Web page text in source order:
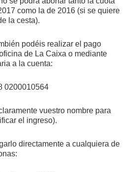
como la de 2016 (si se quiere
la cesta).
podéis realizar el pago
de La Caixa o mediante
a la cuenta:
0200010564
vuestro nombre para
el ingreso).
directamente a cualquiera de